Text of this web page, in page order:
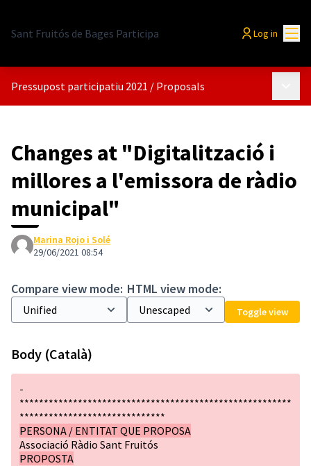
Sant Fruitós de Bages Participa Log in
Pressupost participatiu 2021 / Proposals
Changes at "Digitalització i
millores a l'emissora de ràdio
municipal"
Marina Rojo i Solé
29/06/2021 08:54
Compare view mode: HTML view mode:
Toggle view
Body (Català)
-
********************************************************
******************************
PERSONA / ENTITAT QUE PROPOSA
Associació Ràdio Sant Fruitós
PROPOSTA